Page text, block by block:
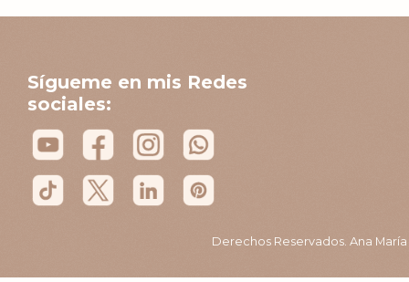
Sígueme en mis Redes
sociales:
Derechos Reservados. Ana